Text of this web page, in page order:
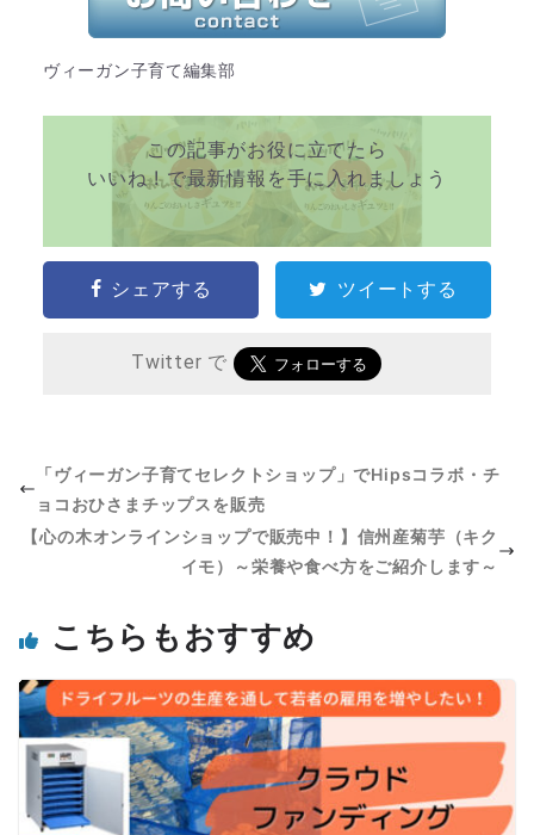
ヴィーガン子育て編集部
この記事がお役に立てたら
いいね ! で最新情報を手に入れましょう
シェアする ツイートする
Twitter で
「ヴィーガン子育てセレクトショップ」でHipsコラボ・チ
ョコおひさまチップスを販売
【心の木オンラインショップで販売中！】信州産菊芋（キク
イモ）～栄養や食べ方をご紹介します～
こちらもおすすめ